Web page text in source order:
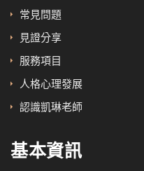
常見問題
見證分享
服務項目
人格心理發展
認識凱琳老師
基本資訊